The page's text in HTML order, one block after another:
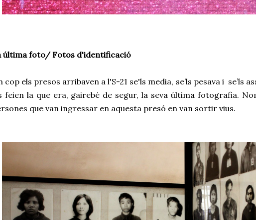
última foto/ Fotos d'identificació
cop els presos arribaven a l'S-21 se'ls media, se’ls pesava i se’ls
feien la que era, gairebé de segur, la seva última fotografia.
que van ingressar en aquesta presó en van sortir vius.